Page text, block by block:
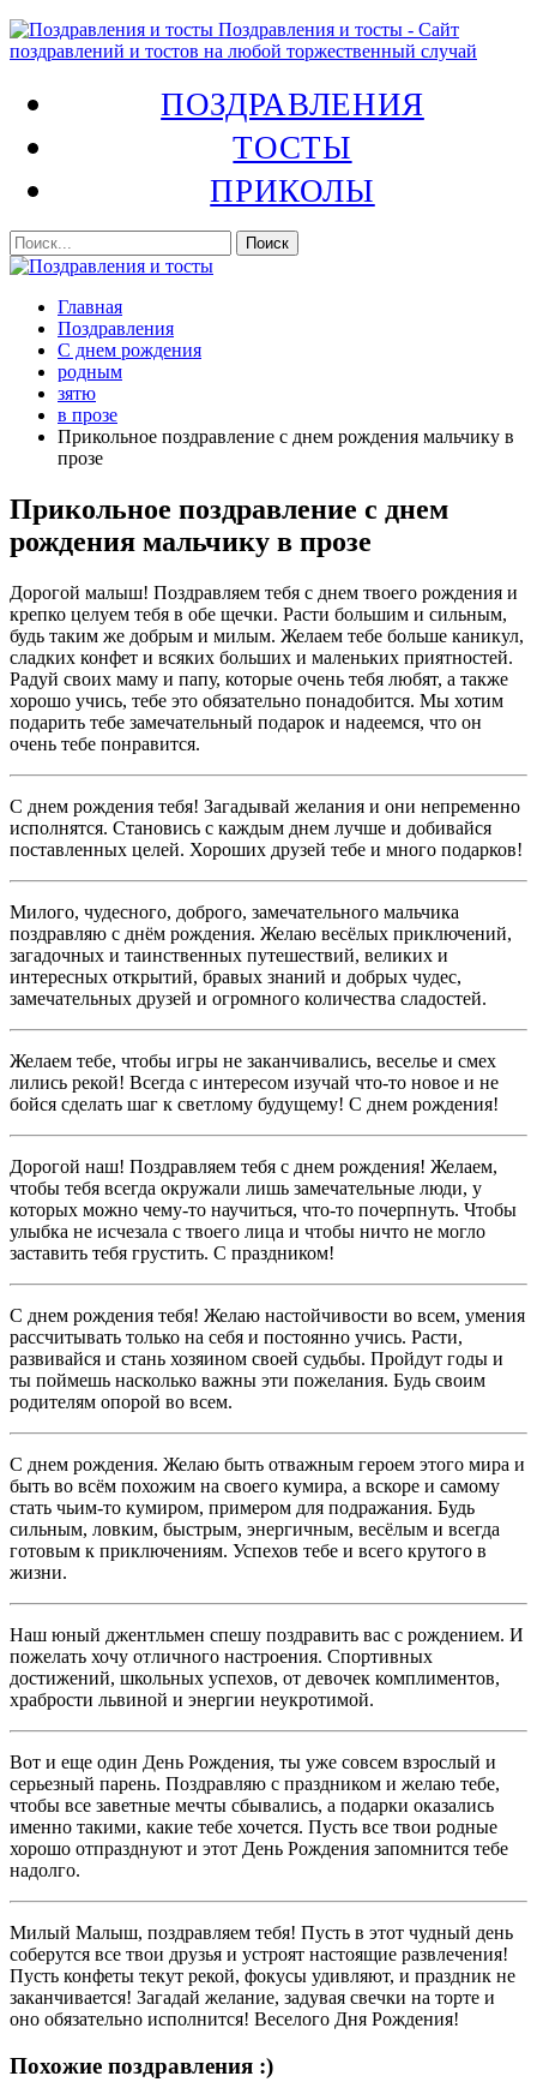
Поздравления и тосты - Сайт
поздравлений и тостов на любой торжественный случай
ПОЗДРАВЛЕНИЯ
ТОСТЫ
ПРИКОЛЫ
Главная
Поздравления
С днем рождения
родным
зятю
в прозе
Прикольное поздравление с днем рождения мальчику в
прозе
Прикольное поздравление с днем
рождения мальчику в прозе
Дорогой малыш! Поздравляем тебя с днем твоего рождения и
крепко целуем тебя в обе щечки. Расти большим и сильным,
будь таким же добрым и милым. Желаем тебе больше каникул,
сладких конфет и всяких больших и маленьких приятностей.
Радуй своих маму и папу, которые очень тебя любят, а также
хорошо учись, тебе это обязательно понадобится. Мы хотим
подарить тебе замечательный подарок и надеемся, что он
очень тебе понравится.
С днем рождения тебя! Загадывай желания и они непременно
исполнятся. Становись с каждым днем лучше и добивайся
поставленных целей. Хороших друзей тебе и много подарков!
Милого, чудесного, доброго, замечательного мальчика
поздравляю с днём рождения. Желаю весёлых приключений,
загадочных и таинственных путешествий, великих и
интересных открытий, бравых знаний и добрых чудес,
замечательных друзей и огромного количества сладостей.
Желаем тебе, чтобы игры не заканчивались, веселье и смех
лились рекой! Всегда с интересом изучай что-то новое и не
бойся сделать шаг к светлому будущему! С днем рождения!
Дорогой наш! Поздравляем тебя с днем рождения! Желаем,
чтобы тебя всегда окружали лишь замечательные люди, у
которых можно чему-то научиться, что-то почерпнуть. Чтобы
улыбка не исчезала с твоего лица и чтобы ничто не могло
заставить тебя грустить. С праздником!
С днем рождения тебя! Желаю настойчивости во всем, умения
рассчитывать только на себя и постоянно учись. Расти,
развивайся и стань хозяином своей судьбы. Пройдут годы и
ты поймешь насколько важны эти пожелания. Будь своим
родителям опорой во всем.
С днем рождения. Желаю быть отважным героем этого мира и
быть во всём похожим на своего кумира, а вскоре и самому
стать чьим-то кумиром, примером для подражания. Будь
сильным, ловким, быстрым, энергичным, весёлым и всегда
готовым к приключениям. Успехов тебе и всего крутого в
жизни.
Наш юный джентльмен спешу поздравить вас с рождением. И
пожелать хочу отличного настроения. Спортивных
достижений, школьных успехов, от девочек комплиментов,
храбрости львиной и энергии неукротимой.
Вот и еще один День Рождения, ты уже совсем взрослый и
серьезный парень. Поздравляю с праздником и желаю тебе,
чтобы все заветные мечты сбывались, а подарки оказались
именно такими, какие тебе хочется. Пусть все твои родные
хорошо отпразднуют и этот День Рождения запомнится тебе
надолго.
Милый Малыш, поздравляем тебя! Пусть в этот чудный день
соберутся все твои друзья и устроят настоящие развлечения!
Пусть конфеты текут рекой, фокусы удивляют, и праздник не
заканчивается! Загадай желание, задувая свечки на торте и
оно обязательно исполнится! Веселого Дня Рождения!
Похожие поздравления :)